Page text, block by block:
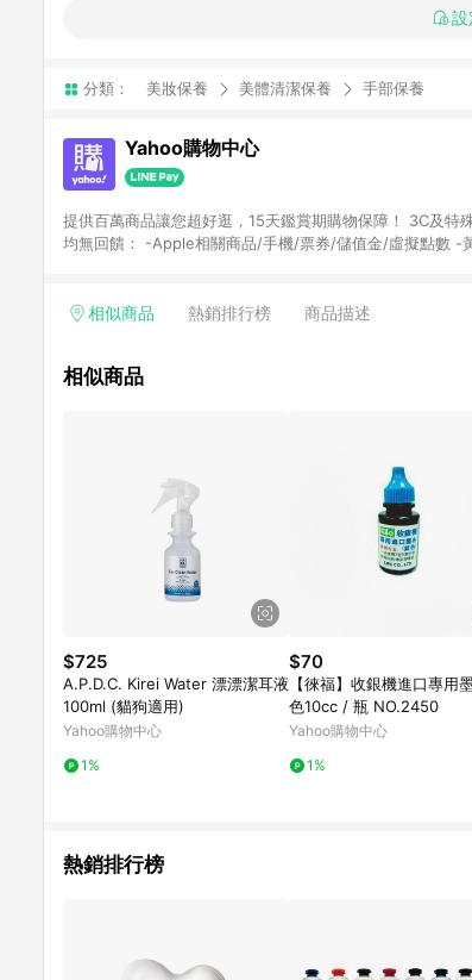
設
分類： 美妝保養 美體清潔保養 手部保養
Yahoo購物中心
提供百萬商品讓您超好逛，15天鑑賞期購物保障！ 3C及特殊商品回饋，
均無回饋： -Apple相關商品/手機/票券/儲值金/虛擬點數
Yahoo超贈點回饋者 - 購物中心商店之商品：商品賣場中
相似商品 熱銷排行榜 商品描述
相似商品
$725
A.P.D.C. Kirei Water 漂漂潔耳液
100ml (貓狗適用)
Yahoo購物中心
1%
$70
【徠福】收銀機進口專用
色10cc / 瓶 NO.2450
Yahoo購物中心
1%
熱銷排行榜